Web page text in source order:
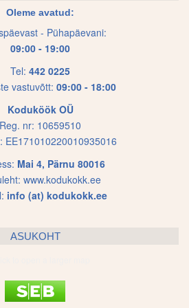
may
be
chosen
on
the
product
page
Oleme avatud:
- Pühapäevani:
09:00 - 19:00
Tel: 442 0225
vastuvõtt: 09:00 - 18:00
Koduköök OÜ
Reg. nr: 10659510
EE171010220010935016
Mai 4, Pärnu 80016
www.kodukokk.ee
info (at) kodukokk.ee
ASUKOHT